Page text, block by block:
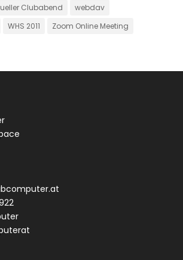
Clubabend
webdav
WHS 2011 Zoom Online Meeting